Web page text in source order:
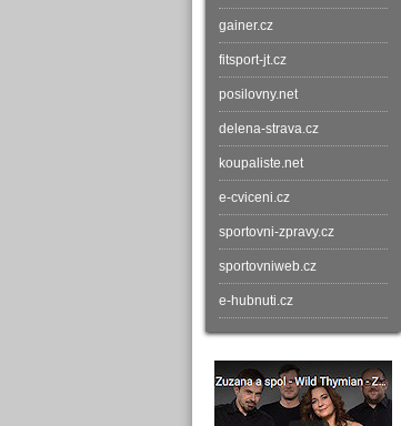
gainer.cz
fitsport-jt.cz
posilovny.net
delena-strava.cz
koupaliste.net
e-cviceni.cz
sportovni-zpravy.cz
sportovniweb.cz
e-hubnuti.cz